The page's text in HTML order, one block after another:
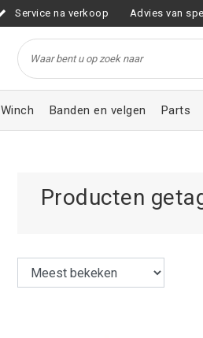
Service na verkoop Advies van
Winch Banden en velgen Parts
Producten